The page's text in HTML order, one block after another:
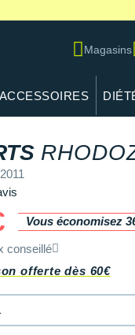
Magasins
ACCESSOIRES
Vous économisez
conseillé
offerte dès 60€